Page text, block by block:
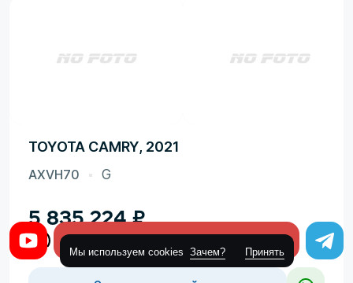
TOYOTA CAMRY, 2021
AXVH70 G
5 835 224₽
Мы используем cookies Зачем? Принять